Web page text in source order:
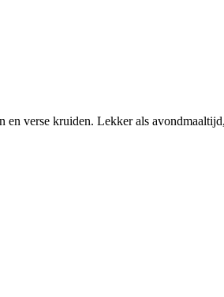
verse kruiden. Lekker als